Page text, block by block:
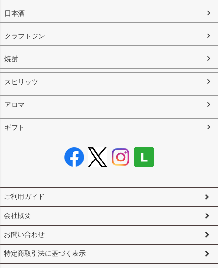
日本酒
クラフトジン
焼酎
スピリッツ
アロマ
ギフト
ご利用ガイド
会社概要
お問い合わせ
特定商取引法に基づく表示